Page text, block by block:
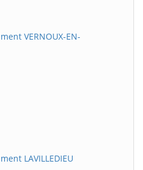
VERNOUX-EN-
LAVILLEDIEU